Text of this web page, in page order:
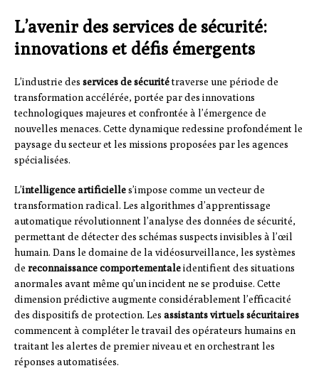
L’avenir des services de sécurité:
innovations et défis émergents
L’industrie des services de sécuritétraverse une période de
transformation accélérée, portée par des innovations
technologiques majeures et confrontée à l’émergence de
nouvelles menaces. Cette dynamique redessine profondément le
paysage du secteur et les missions proposées par les agences
spécialisées.
L’intelligence artificielles’impose comme un vecteur de
transformation radical. Les algorithmes d’apprentissage
automatique révolutionnent l’analyse des données de sécurité,
permettant de détecter des schémas suspects invisibles à l’œil
humain. Dans le domaine de la vidéosurveillance, les systèmes
de reconnaissance comportementaleidentifient des situations
anormales avant même qu’un incident ne se produise. Cette
dimension prédictive augmente considérablement l’efficacité
des dispositifs de protection. Les assistants virtuels sécuritaires
commencent à compléter le travail des opérateurs humains en
traitant les alertes de premier niveau et en orchestrant les
réponses automatisées.